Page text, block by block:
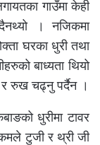
गाउँमा केही
। नजिकमा
घरका धुरी तथा
बाध्यता थियो
र रुख चढ्नु पर्दैन ।
धुरीमा टावर
टुजी र थ्री जी